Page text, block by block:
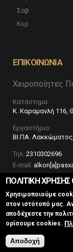
Σαβ
Κυρ
ΕΠΙΚΟΙΝΩΝΙΑ
Χειροποίητες
Κατάστημα:
Κ. Καραμανλή 116,
Εργαστήριο:
ΒΙ.ΠΑ.
Τηλ: 2310302696
E-mail:
ΠΟΛΙΤΙΚΗ ΧΡΗΣΗΣ
Χρησιμοποιούμε
στον ιστότοπό μας.
αποδέχεστε την
ορίσουμε cookies.
Αποδοχή